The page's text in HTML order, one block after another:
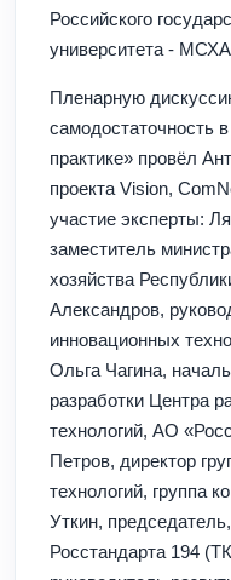
Российского
университета -
Пленарную
самодостаточность
практике» провёл
проекта Vision,
участие эксперты:
заместитель
хозяйства
Александров,
инновационных
Ольга Чагина,
разработки Центра
технологий, АО
Петров, директор
технологий, группа
Уткин,
Росстандарта 194